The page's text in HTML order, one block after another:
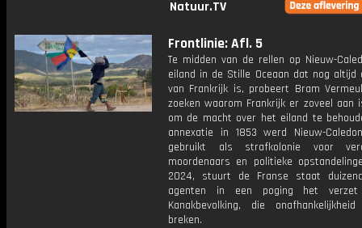
Natuur.TV
Frontlinie: Afl. 5
Te midden van de rellen op Nieuw-
eiland in de Stille Oceaan dat nog altijd
van Frankrijk is, probeert Bram
zoeken waarom Frankrijk er zoveel aan
om de macht over het eiland te
annexatie in 1853 werd Nieuw-
gebruikt als strafkolonie voor
moordenaars en politieke
2024, stuurt de Franse staat
agenten in een poging het
Kanakbevolking, die
breken.